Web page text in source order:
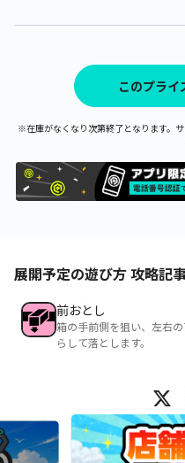
このプライ
※在庫がなくなり次第終了となります。
展開予定の遊び方 攻略記
前おとし
箱の手前側を狙い、左右
らして落とします。